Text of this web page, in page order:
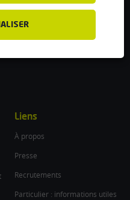
Liens
À propos
Presse
Recrutements
Particulier : informations utiles